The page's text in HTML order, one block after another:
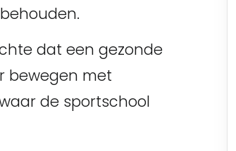
dat een gezonde
bewegen met
de sportschool